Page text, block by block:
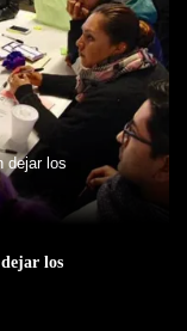
dejar los
los